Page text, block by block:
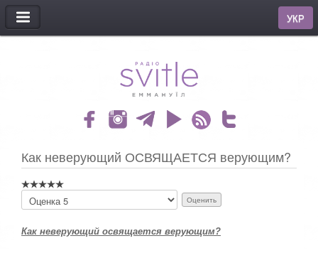
МЕНЮ
УКР
Как неверующий ОСВЯЩАЕТСЯ верующим?
о
а
Как неверующий освящается верующим?